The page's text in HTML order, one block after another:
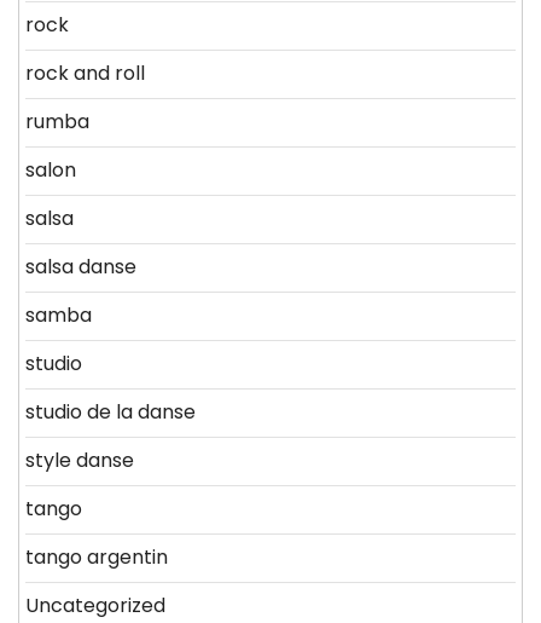
rock
rock and roll
rumba
salon
salsa
salsa danse
samba
studio
studio de la danse
style danse
tango
tango argentin
Uncategorized